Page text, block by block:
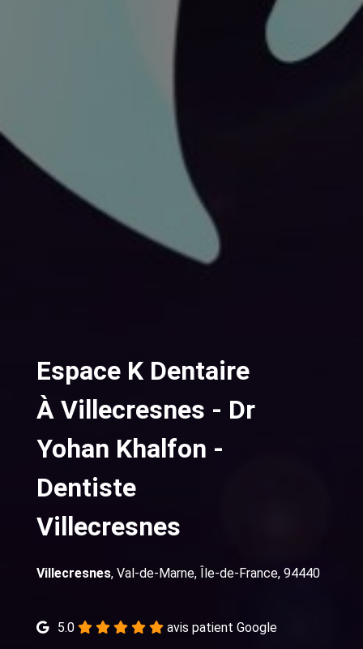
Espace K Dentaire
À Villecresnes - Dr
Yohan Khalfon -
Dentiste
Villecresnes
Villecresnes, Val-de-Marne, Île-de-France, 94440
5.0 avis patient Google